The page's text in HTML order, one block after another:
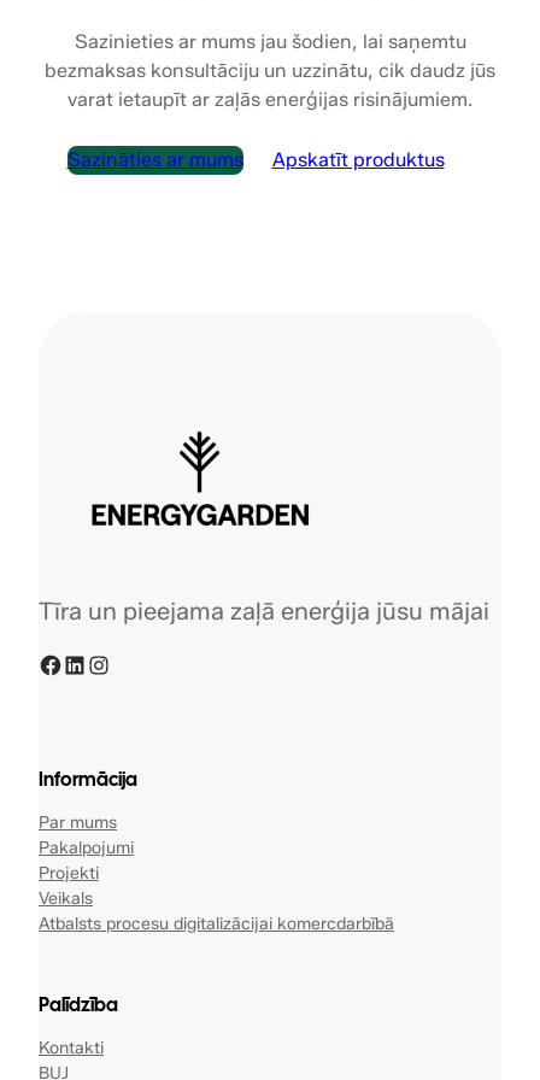
Sazinieties ar mums jau šodien, lai saņemtu
bezmaksas konsultāciju un uzzinātu, cik daudz jūs
varat ietaupīt ar zaļās enerģijas risinājumiem.
Sazināties ar mums Apskatīt produktus
Tīra un pieejama zaļā enerģija jūsu mājai
Facebook LinkedIn Instagram
Informācija
Par mums
Pakalpojumi
Projekti
Veikals
Atbalsts procesu digitalizācijai komercdarbībā
Palīdzība
Kontakti
BUJ